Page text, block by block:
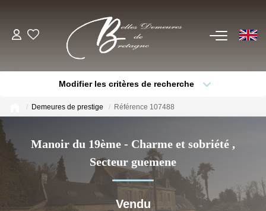
EN
Voir Tous Nos Biens
Châteaux & Manoirs
Bord De Mer
Propriétés Équestres, Rurales
Autres Demeures De Charme
Modifier les critères de recherche
Sélectionnez...
Plus de critères Créer une alerte
Demeures de prestige Référence 107488
Manoir du 19ème - Charme et sobriété ,
Secteur guemene
Vendu